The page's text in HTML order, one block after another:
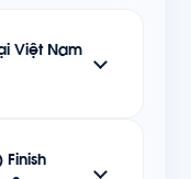
Việt Nam